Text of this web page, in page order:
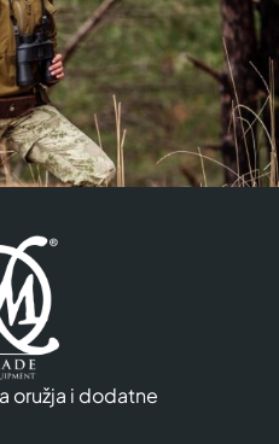
oružja i dodatne